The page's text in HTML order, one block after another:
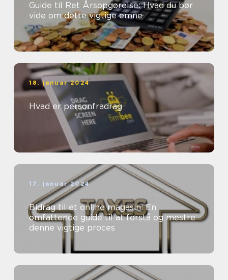
Guide til Ret Årsopgørelse: Hvad du bør
vide om dette vigtige emne
18. januar 2024
Hvad er personfradrag
17. januar 2024
Bidrag til et online magasin: En
omfattende guide til at forstå og mestre
denne vigtige proces